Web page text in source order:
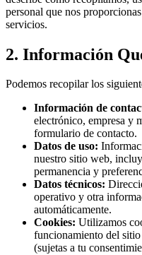
personal que nos
servicios.
2. Información
Podemos recopilar los
Información de
electrónico, empresa y
formulario de contacto.
Datos de uso:
nuestro sitio web,
permanencia y
Datos técnicos:
operativo y otra
automáticamente.
Cookies: Utilizamos
funcionamiento del
(sujetas a tu